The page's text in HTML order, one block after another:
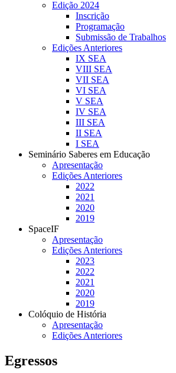
Edição 2024
Inscrição
Programação
Submissão de Trabalhos
Edições Anteriores
IX SEA
VIII SEA
VII SEA
VI SEA
V SEA
IV SEA
III SEA
II SEA
I SEA
Seminário Saberes em Educação
Apresentação
Edições Anteriores
2022
2021
2020
2019
SpaceIF
Apresentação
Edições Anteriores
2023
2022
2021
2020
2019
Colóquio de História
Apresentação
Edições Anteriores
Egressos